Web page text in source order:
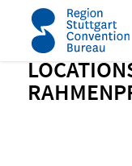
Startseite Meeting Guide